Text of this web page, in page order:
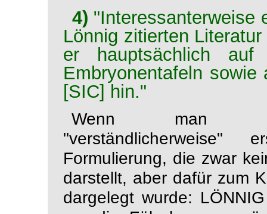
4) "Interessanterweise
Lönnig zitierten
er hauptsächlich
Embryonentafeln
[SIC] hin."
Wenn man
Formulierung, die zwar
darstellt, aber dafür zum
dargelegt wurde: